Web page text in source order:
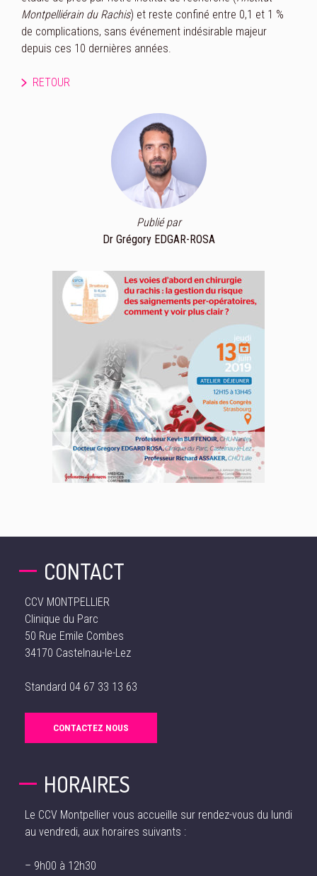
Publié par
Dr Grégory EDGAR-ROSA
Montpelliérain du Rachis) et reste confiné entre 0,1 et 1 %
de complications, sans événement indésirable majeur
depuis ces 10 dernières années.
RETOUR
CONTACT
CCV MONTPELLIER
Clinique du Parc
50 Rue Emile Combes
34170 Castelnau-le-Lez
Standard 04 67 33 13 63
CONTACTEZ NOUS
HORAIRES
Le CCV Montpellier vous accueille sur rendez-vous du lundi
au vendredi, aux horaires suivants :
– 9h00 à 12h30